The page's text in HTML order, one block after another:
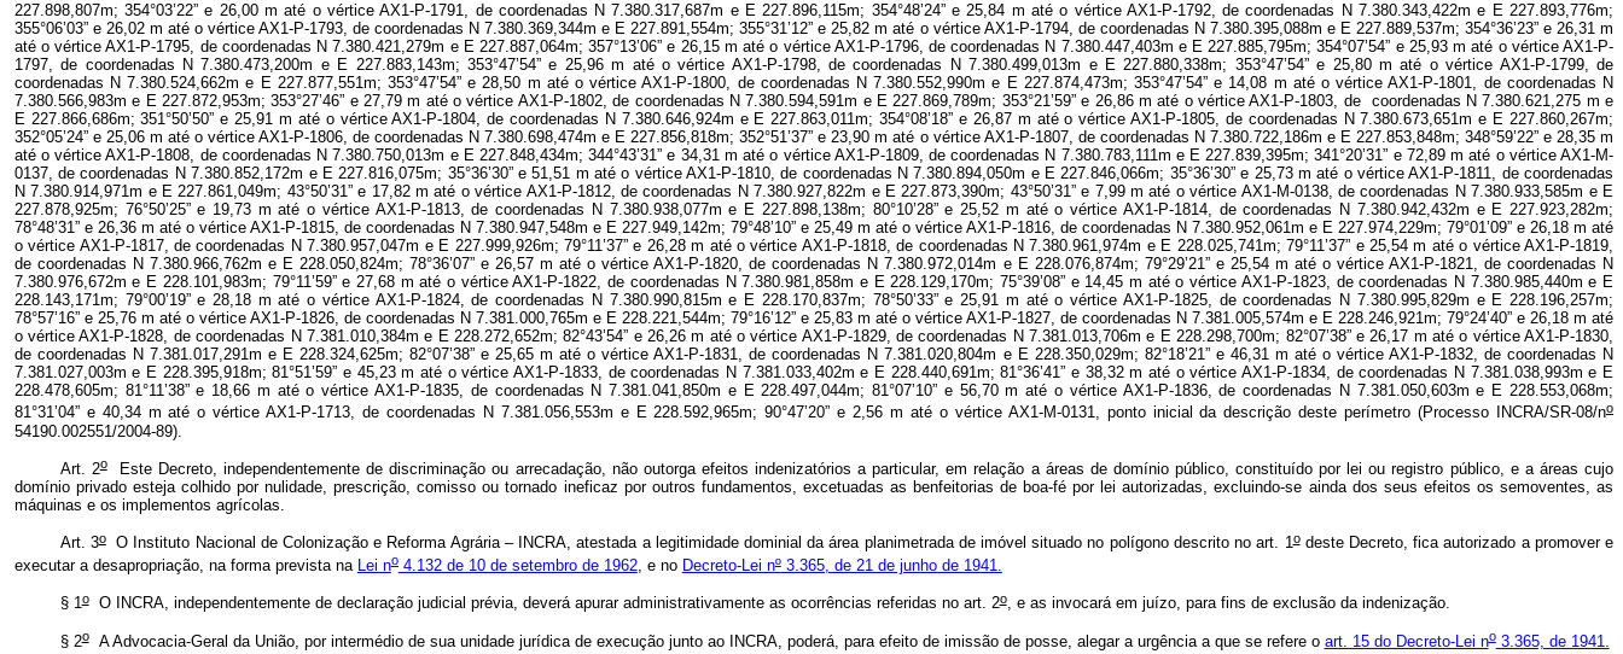
o
54190.002551/2004-89).
Art. 2oEste Decreto, independentemente de discriminação ou arrecadação, não outorga efeitos indenizatórios a particular, em relação a áreas de domínio público, constituído por lei ou registro público, e a áreas cujo
domínio privado esteja colhido por nulidade, prescrição, comisso ou tornado ineficaz por outros fundamentos, excetuadas as benfeitorias de boa-fé por lei autorizadas, excluindo-se ainda dos seus efeitos os semoventes, as
máquinas e os implementos agrícolas.
Art. 3oO Instituto Nacional de Colonização e Reforma Agrária – INCRA, atestada a legitimidade dominial da área planimetrada de imóvel situado no polígono descrito no art. 1odeste Decreto, fica autorizado a promover e
executar a desapropriação, na forma prevista na Lei no4.132 de 10 de setembro de 1962, e no Decreto-Lei nº3.365, de 21 de junho de 1941.
§ 1oO INCRA, independentemente de declaração judicial prévia, deverá apurar administrativamente as ocorrências referidas no art. 2o, e as invocará em juízo, para fins de exclusão da indenização.
§ 2oA Advocacia-Geral da União, por intermédio de sua unidade jurídica de execução junto ao INCRA, poderá, para efeito de imissão de posse, alegar a urgência a que se refere o art. 15 do Decreto-Lei no3.365, de 1941.